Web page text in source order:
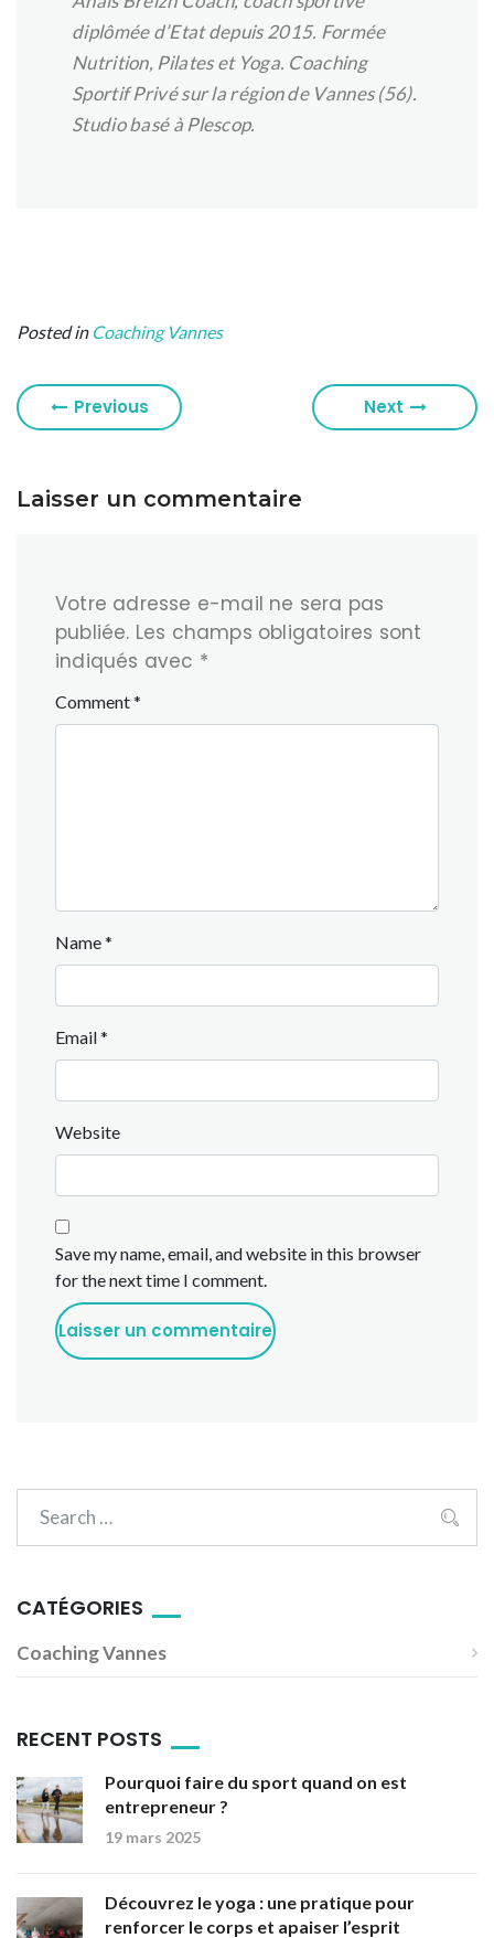
diplômée d’Etat depuis 2015. Formée
Nutrition, Pilates et Yoga. Coaching
Sportif Privé sur la région de Vannes (56).
Studio basé à Plescop.
Posted in Coaching Vannes
Previous Next
Laisser un commentaire
Votre adresse e-mail ne sera pas
publiée. Les champs obligatoires sont
indiqués avec *
Comment*
Name*
Email*
Website
Save my name, email, and website in this browser
for the next time I comment.
CATÉGORIES
Coaching Vannes
RECENT POSTS
Pourquoi faire du sport quand on est
entrepreneur ?
19 mars 2025
Découvrez le yoga : une pratique pour
renforcer le corps et apaiser l’esprit